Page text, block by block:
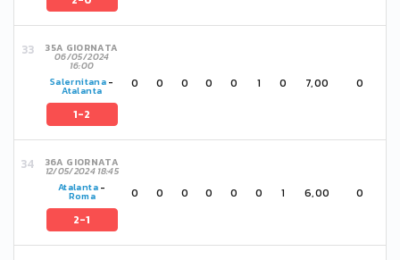
35A GIORNATA
06/05/2024
16:00
Salernitana-
Atalanta
1-2
0 0 0 0 0 1 0 7,00 0
36A GIORNATA
12/05/2024 18:45
Atalanta-
Roma
2-1
0 0 0 0 0 0 1 6,00 0